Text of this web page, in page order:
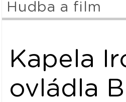
Hudba a film
Kapela
ovládla